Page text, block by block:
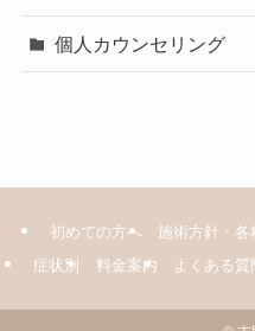
個人カウンセリング
初めての方へ 施術方針・各
症状別
料金案内 よくある質